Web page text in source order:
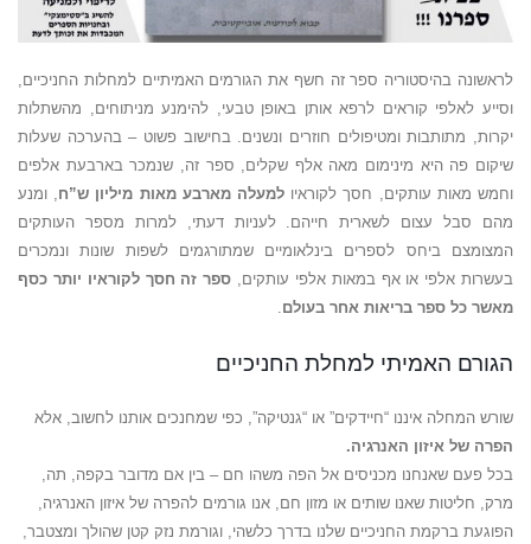
לראשונה בהיסטוריה ספר זה חשף את הגורמים האמיתיים למחלות החניכיים,
וסייע לאלפי קוראים לרפא אותן באופן טבעי, להימנע מניתוחים, מהשתלות
יקרות, מתותבות ומטיפולים חוזרים ונשנים. בחישוב פשוט – בהערכה שעלות
שיקום פה היא מינימום מאה אלף שקלים, ספר זה, שנמכר בארבעת אלפים
וחמש מאות עותקים, חסך לקוראיו למעלה מארבע מאות מיליון ש”ח , ומנע
מהם סבל עצום לשארית חייהם. לעניות דעתי, למרות מספר העותקים
המצומצם ביחס לספרים בינלאומיים שמתורגמים לשפות שונות ונמכרים
בעשרות אלפי או אף במאות אלפי עותקים, ספר זה חסך לקוראיו יותר כסף
מאשר כל ספר בריאות אחר בעולם
הגורם האמיתי למחלת החניכיים
שורש המחלה איננו “חיידקים” או “גנטיקה”, כפי שמחנכים אותנו לחשוב, אלא
הפרה של איזון האנרגיה.
בכל פעם שאנחנו מכניסים אל הפה משהו חם – בין אם מדובר בקפה, תה,
מרק, חליטות שאנו שותים או מזון חם, אנו גורמים להפרה של איזון האנרגיה,
הפוגעת ברקמת החניכיים שלנו בדרך כלשהי, וגורמת נזק קטן שהולך ומצטבר,